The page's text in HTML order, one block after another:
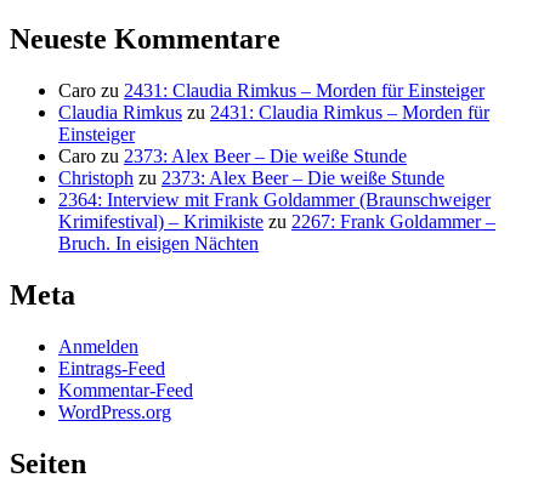
Neueste Kommentare
Caro zu 2431: Claudia Rimkus – Morden für Einsteiger
Claudia Rimkus zu 2431: Claudia Rimkus – Morden für
Einsteiger
Caro zu 2373: Alex Beer – Die weiße Stunde
Christoph zu 2373: Alex Beer – Die weiße Stunde
2364: Interview mit Frank Goldammer (Braunschweiger
Krimifestival) – Krimikiste zu 2267: Frank Goldammer –
Bruch. In eisigen Nächten
Meta
Anmelden
Eintrags-Feed
Kommentar-Feed
WordPress.org
Seiten